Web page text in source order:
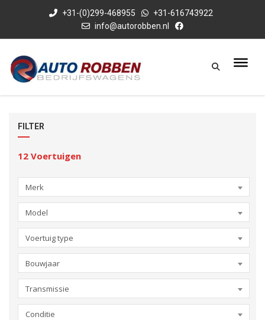
+31-(0)299-468955
+31-616743922
info@autorobben.nl
FILTER
12 Voertuigen
Merk
Model
Voertuig type
Bouwjaar
Transmissie
Conditie